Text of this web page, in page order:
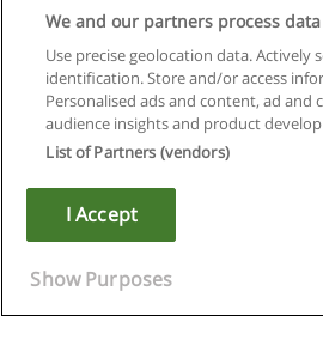
Regras de uso
Privacidade de
Copyright © Educaedu Business S.L.
We and our partners process
Use precise geolocation data. Actively
identification. Store and/or access
Personalised ads and content, ad and
audience insights and product
List of Partners (vendors)
I Accept
Show Purposes